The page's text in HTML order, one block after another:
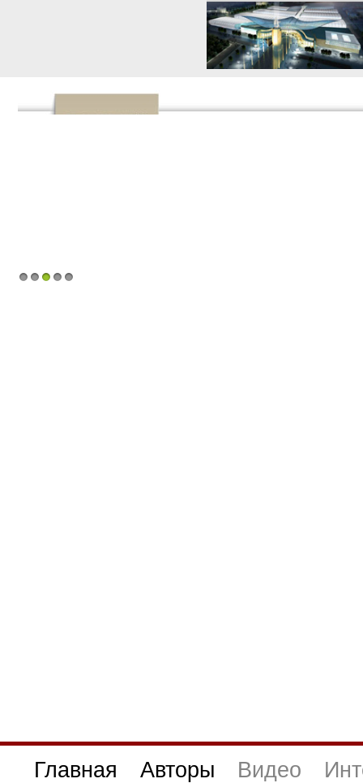
Главная Авторы Видео